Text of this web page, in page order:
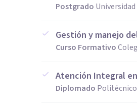
Postgrado
Gestión y manejo
Curso Formativo
Atención Integral
Diplomado